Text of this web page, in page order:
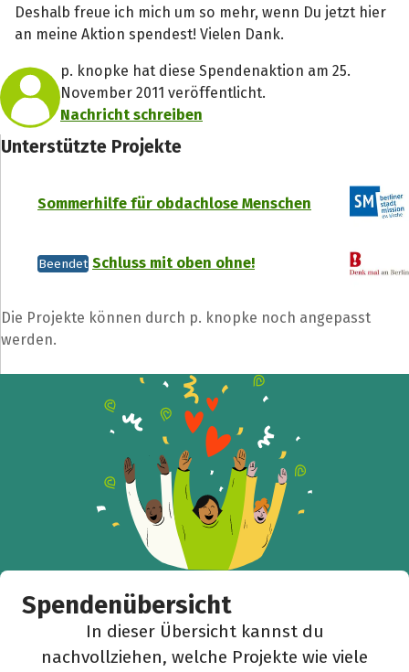
Deshalb freue ich mich um so mehr, wenn Du jetzt hier
an meine Aktion spendest! Vielen Dank.
p. knopke hat diese Spendenaktion am 25.
November 2011 veröffentlicht.
Nachricht schreiben
Unterstützte Projekte
Sommerhilfe für obdachlose Menschen
Beendet Schluss mit oben ohne!
Die Projekte können durch p. knopke noch angepasst
werden.
Spendenübersicht
In dieser Übersicht kannst du
nachvollziehen, welche Projekte wie viele
Teile die Spendenaktion
Hilf mit noch mehr Spenden zu sammeln!
Facebook WhatsApp